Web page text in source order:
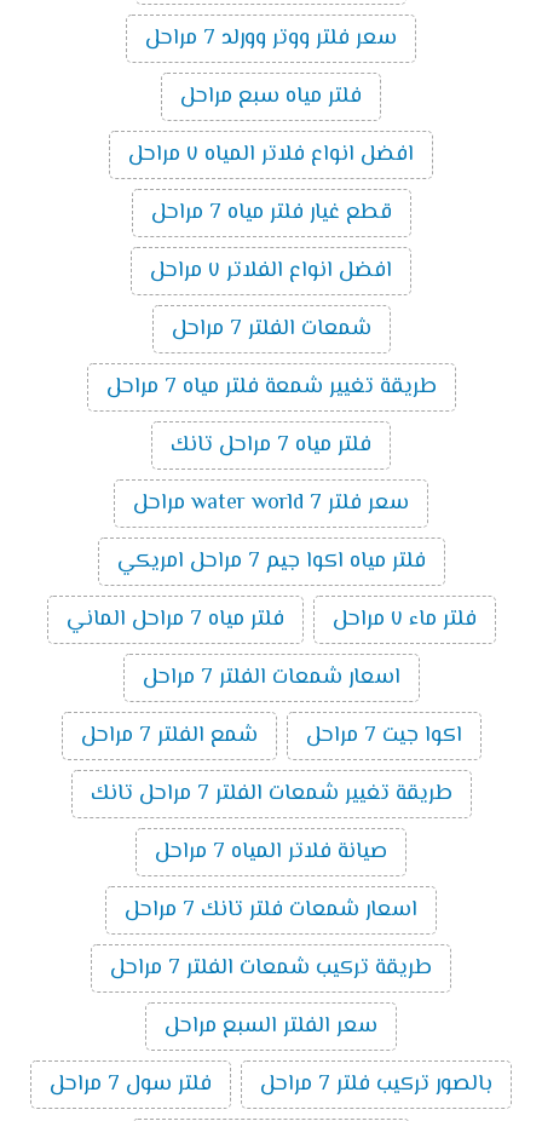
سعر فلتر ووتر وورلد 7 مراحل
فلتر مياه سبع مراحل
افضل انواع فلاتر المياه ٧ مراحل
قطع غيار فلتر مياه 7 مراحل
افضل انواع الفلاتر ٧ مراحل
شمعات الفلتر 7 مراحل
طريقة تغيير شمعة فلتر مياه 7 مراحل
فلتر مياه 7 مراحل تانك
سعر فلتر water world 7 مراحل
فلتر مياه اكوا جيم 7 مراحل امريكي
فلتر ماء ٧ مراحل
فلتر مياه 7 مراحل الماني
اسعار شمعات الفلتر 7 مراحل
اكوا جيت 7 مراحل
شمع الفلتر 7 مراحل
طريقة تغيير شمعات الفلتر 7 مراحل تانك
صيانة فلاتر المياه 7 مراحل
اسعار شمعات فلتر تانك 7 مراحل
طريقة تركيب شمعات الفلتر 7 مراحل
سعر الفلتر السبع مراحل
بالصور تركيب فلتر 7 مراحل
فلتر سول 7 مراحل